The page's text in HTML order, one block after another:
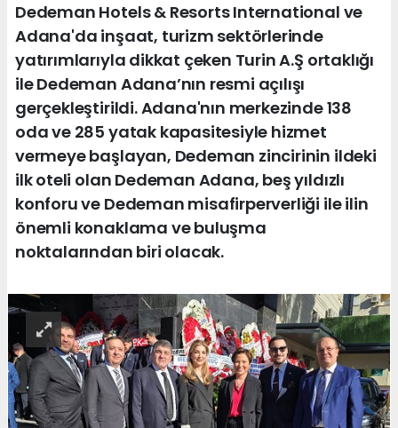
Dedeman Hotels & Resorts International ve
Adana'da inşaat, turizm sektörlerinde
yatırımlarıyla dikkat çeken Turin A.Ş ortaklığı
ile Dedeman Adana’nın resmi açılışı
gerçekleştirildi. Adana'nın merkezinde 138
oda ve 285 yatak kapasitesiyle hizmet
vermeye başlayan, Dedeman zincirinin ildeki
ilk oteli olan Dedeman Adana, beş yıldızlı
konforu ve Dedeman misafirperverliği ile ilin
önemli konaklama ve buluşma
noktalarından biri olacak.